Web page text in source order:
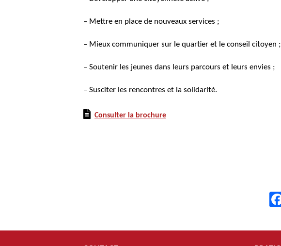
– Mettre en place de nouveaux services ;
– Mieux communiquer sur le quartier et le conseil citoyen ;
– Soutenir les jeunes dans leurs parcours et leurs envies ;
– Susciter les rencontres et la solidarité.
Consulter la brochure